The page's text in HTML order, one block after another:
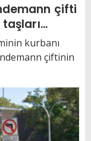
çifti
kurbanı
çiftinin